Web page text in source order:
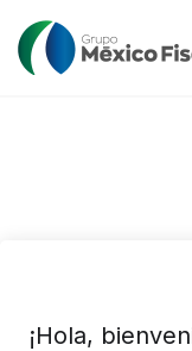
contenido
¡Hola,